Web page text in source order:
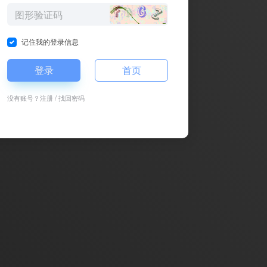
记住我的登录信息
登录 首页
没有账号？注册/找回密码